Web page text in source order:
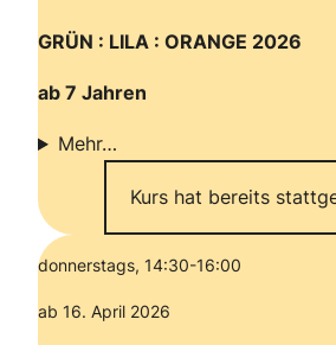
GRÜN : LILA : ORANGE 2026
ab 7 Jahren
Mehr…
Kurs hat bereits
donnerstags, 14:30-16:00
ab 16. April 2026